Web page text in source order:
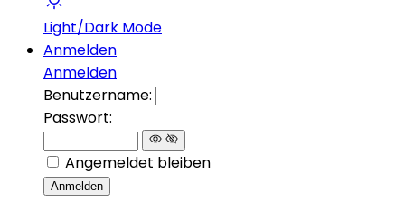
Light/Dark Mode
Anmelden
Anmelden
Benutzername:
Passwort:
Angemeldet bleiben
Anmelden